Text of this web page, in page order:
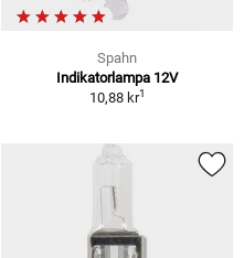
Spahn
Indikatorlampa 12V
10,88 kr1